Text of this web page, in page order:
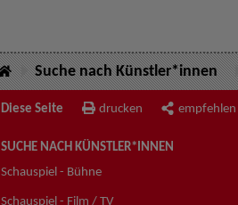
Suche nach Künstler*innen
Diese Seite drucken empfehlen
SUCHE NACH KÜNSTLER*INNEN
Schauspiel - Bühne
Schauspiel - Film / TV